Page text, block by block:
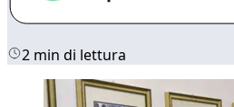
2 min di lettura